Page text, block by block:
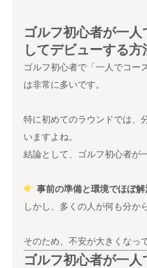
ゴルフ初心者が一
してデビューする方
ゴルフ初心者で「一人でコー
は非常に多いです。
特に初めてのラウンドでは、
いますよね。
結論として、ゴルフ初心者が
事前の準備と環境でほぼ解
しかし、多くの人が何も分か
そのため、不安が大きくなっ
ゴルフ初心者が一